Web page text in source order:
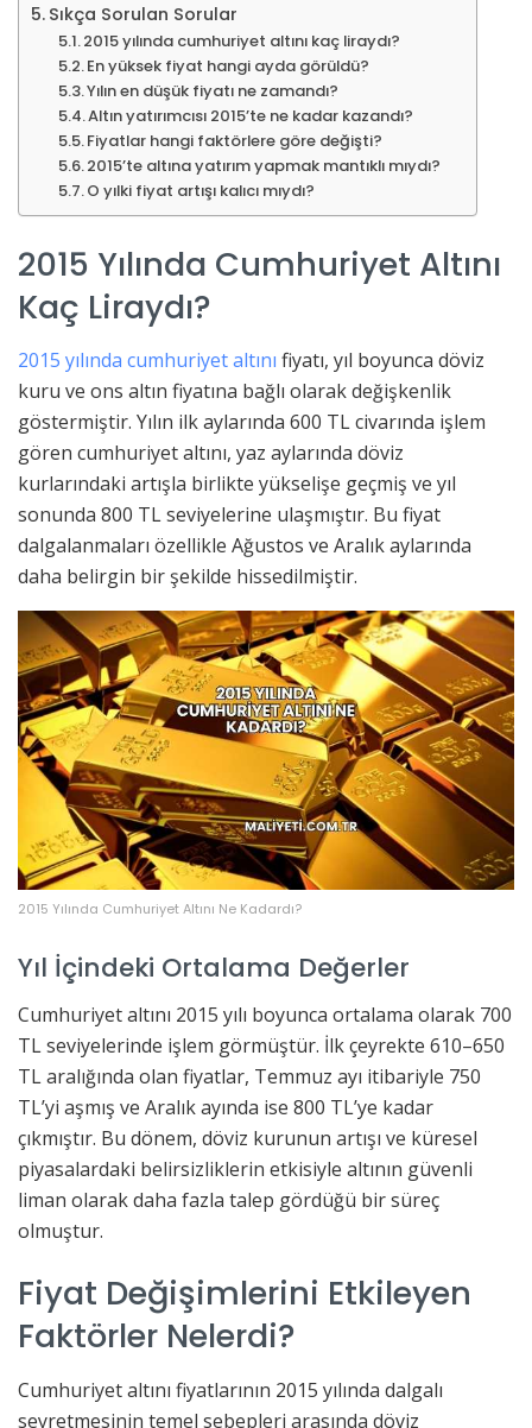
Sıkça Sorulan Sorular
2015 yılında cumhuriyet altını kaç liraydı?
En yüksek fiyat hangi ayda görüldü?
Yılın en düşük fiyatı ne zamandı?
Altın yatırımcısı 2015’te ne kadar kazandı?
Fiyatlar hangi faktörlere göre değişti?
2015’te altına yatırım yapmak mantıklı mıydı?
O yılki fiyat artışı kalıcı mıydı?
2015 Yılında Cumhuriyet Altını
Kaç Liraydı?
2015 yılında cumhuriyet altını fiyatı, yıl boyunca döviz
kuru ve ons altın fiyatına bağlı olarak değişkenlik
göstermiştir. Yılın ilk aylarında 600 TL civarında işlem
gören cumhuriyet altını, yaz aylarında döviz
kurlarındaki artışla birlikte yükselişe geçmiş ve yıl
sonunda 800 TL seviyelerine ulaşmıştır. Bu fiyat
dalgalanmaları özellikle Ağustos ve Aralık aylarında
daha belirgin bir şekilde hissedilmiştir.
2015 Yılında Cumhuriyet Altını Ne Kadardı?
Yıl İçindeki Ortalama Değerler
Cumhuriyet altını 2015 yılı boyunca ortalama olarak 700
TL seviyelerinde işlem görmüştür. İlk çeyrekte 610–650
TL aralığında olan fiyatlar, Temmuz ayı itibariyle 750
TL’yi aşmış ve Aralık ayında ise 800 TL’ye kadar
çıkmıştır. Bu dönem, döviz kurunun artışı ve küresel
piyasalardaki belirsizliklerin etkisiyle altının güvenli
liman olarak daha fazla talep gördüğü bir süreç
olmuştur.
Fiyat Değişimlerini Etkileyen
Faktörler Nelerdi?
Cumhuriyet altını fiyatlarının 2015 yılında dalgalı
seyretmesinin temel sebepleri arasında döviz